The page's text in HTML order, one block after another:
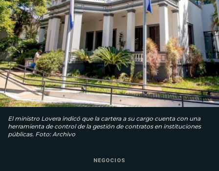
El ministro Lovera indicó que la cartera a su cargo cuenta con una
herramienta de control de la gestión de contratos en instituciones
públicas. Foto: Archivo
NEGOCIOS